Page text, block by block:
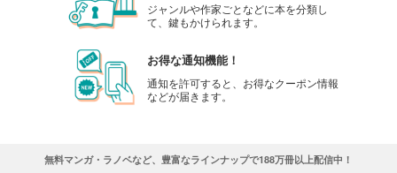
ジャンルや作家ごとなどに本を分類し
て、鍵もかけられます。
お得な通知機能！
通知を許可すると、お得なクーポン情報
などが届きます。
無料マンガ・ラノベなど、豊富なラインナップで188万冊以上配信中！